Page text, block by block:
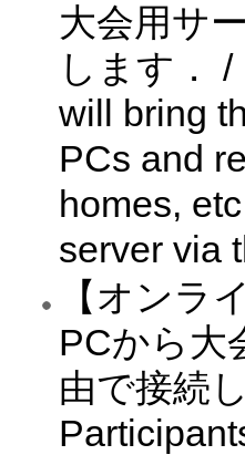
大会用サ
します．
will bring
PCs and
homes,
server via
【オンラ
PCから大
由で接続